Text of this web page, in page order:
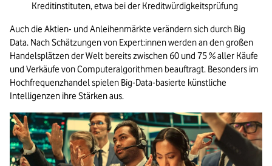
Kreditinstituten, etwa bei der Kreditwürdigkeitsprüfung
Auch die Aktien- und Anleihenmärkte verändern sich durch Big
Data. Nach Schätzungen von Expert:innen werden an den großen
Handelsplätzen der Welt bereits zwischen 60 und 75 % aller Käufe
und Verkäufe von Computeralgorithmen beauftragt. Besonders im
Hochfrequenzhandel spielen Big-Data-basierte künstliche
Intelligenzen ihre Stärken aus.